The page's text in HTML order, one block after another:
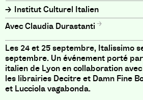
Institut Culturel Italien
Claudia Durastanti
Les 24 et 25 septembre, Italissimo
septembre. Un événement porté
italien de Lyon en collaboration
les librairies Decitre et Damn Fine
et Lucciola vagabonda.